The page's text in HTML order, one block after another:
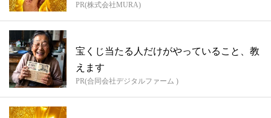
PR(株式会社MURA)
宝くじ当たる人だけがやっていること、教
えます
PR(合同会社デジタルファーム )